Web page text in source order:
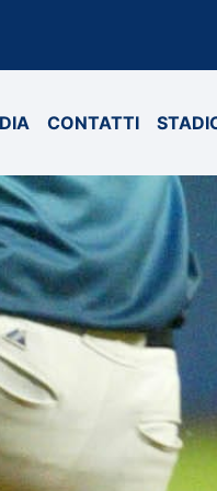
CONTATTI